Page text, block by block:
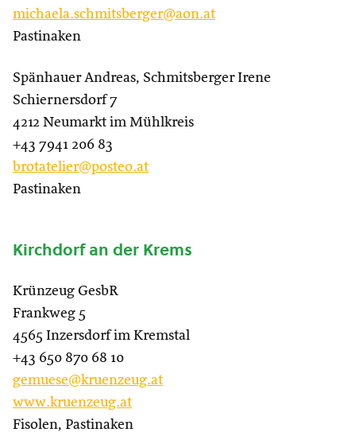
michaela.schmitsberger@aon.at
Pastinaken
Spänhauer Andreas, Schmitsberger Irene
Schiernersdorf 7
4212 Neumarkt im Mühlkreis
+43 7941 206 83
brotatelier@posteo.at
Pastinaken
Kirchdorf an der Krems
Krünzeug GesbR
Frankweg 5
4565 Inzersdorf im Kremstal
+43 650 870 68 10
gemuese@kruenzeug.at
www.kruenzeug.at
Fisolen, Pastinaken